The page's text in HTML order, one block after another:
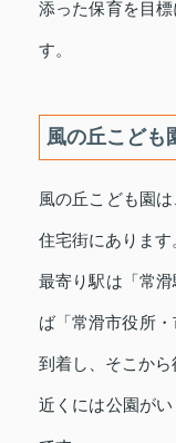
添った保育を目
す。
風の丘こども
風の丘こども園
住宅街にあります
最寄り駅は「常
ば「常滑市役所
到着し、そこから
近くには公園が